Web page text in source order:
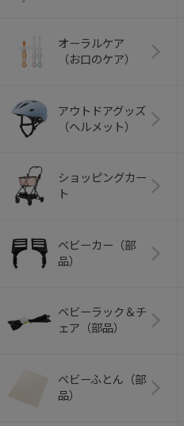
オーラルケア
（お口のケア）
アウトドアグッズ
（ヘルメット）
ショッピングカー
ト
ベビーカー（部
品）
ベビーラック＆チ
ェア（部品）
ベビーふとん（部
品）